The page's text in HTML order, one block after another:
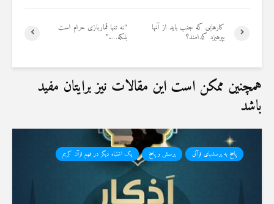
“نه تنها قماربازی حرام است
بلکه….”
کارهایی که جنب باید از آنها
بپرهیزد کدامند؟
همچنین ممکن است این مقالات نیز برایتان مفید
باشد
پاسخ به پرسشهای قرآنی پرسش و پاسخ یک اشتباه دیگر در فهم قرآن کریم